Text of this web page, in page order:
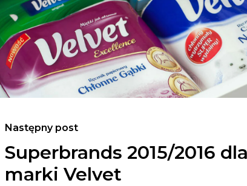
Następny post
Superbrands 2015/2016 dla
marki Velvet